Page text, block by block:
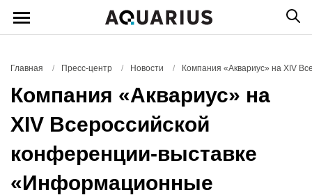
Главная / Пресс-центр / Новости / Компания «Аквариус» на XIV
Компания «Аквариус» на
XIV Всероссийской
конференции-выставке
«Информационные